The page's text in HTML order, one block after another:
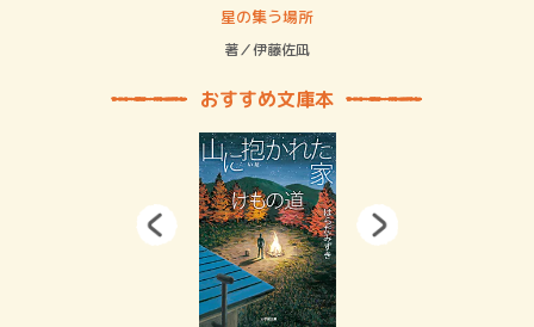
星の集う場所
著／伊藤佐凪
おすすめ文庫本